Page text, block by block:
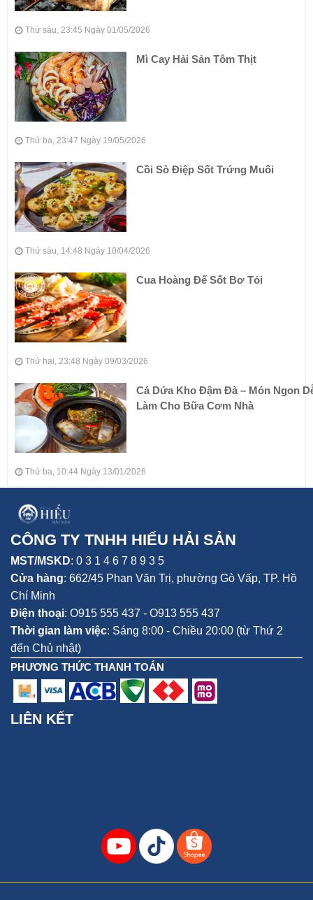
Thứ sáu, 23:45 Ngày 01/05/2026
Mì Cay Hải Sản Tôm Thịt
Thứ ba, 23:47 Ngày 19/05/2026
Cồi Sò Điệp Sốt Trứng Muối
Thứ sáu, 14:48 Ngày 10/04/2026
Cua Hoàng Đế Sốt Bơ Tỏi
Thứ hai, 23:48 Ngày 09/03/2026
Cá Dứa Kho Đậm Đà – Món Ngon
Làm Cho Bữa Cơm Nhà
Thứ ba, 10:44 Ngày 13/01/2026
CÔNG TY TNHH HIẾU HẢI SẢN
MST/MSKD: 0 3 1 4 6 7 8 9 3 5
Cửa hàng: 662/45 Phan Văn Trị, phường Gò Vấp, TP. Hồ
Chí Minh
Điện thoại: O915 555 437 - O913 555 437
Thời gian làm việc: Sáng 8:00 - Chiều 20:00 (từ Thứ 2
đến Chủ nhật)
PHƯƠNG THỨC THANH TOÁN
LIÊN KẾT